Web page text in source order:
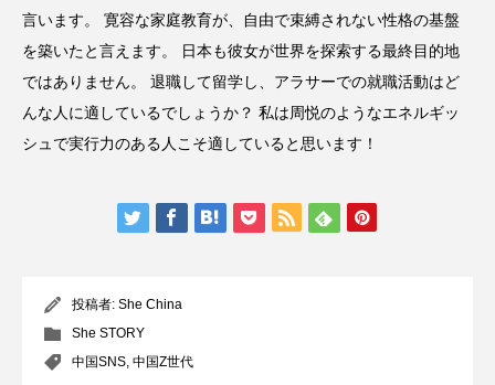
言います。 寛容な家庭教育が、自由で束縛されない性格の基盤
を築いたと言えます。 日本も彼女が世界を探索する最終目的地
ではありません。 退職して留学し、アラサーでの就職活動はど
んな人に適しているでしょうか？ 私は周悦のようなエネルギッ
シュで実行力のある人こそ適していると思います！
投稿者: She China
She STORY
中国SNS 中国Z世代